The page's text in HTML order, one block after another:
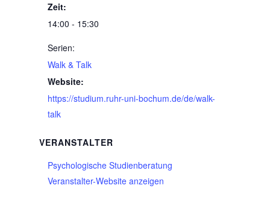
Zeit:
14:00 - 15:30
Serien:
Walk & Talk
Website:
https://studium.ruhr-uni-bochum.de/de/walk-
talk
VERANSTALTER
Psychologische Studienberatung
Veranstalter-Website anzeigen